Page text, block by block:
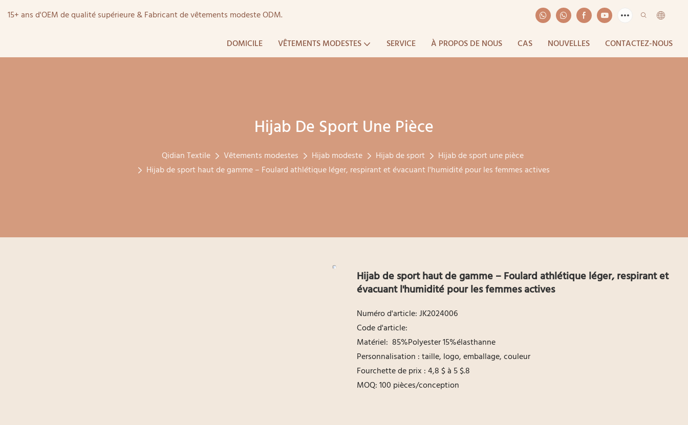
15+ ans d'OEM de qualité supérieure & Fabricant de vêtements modeste ODM.
DOMICILE VÊTEMENTS MODESTES SERVICE À PROPOS DE NOUS CAS NOUVELLES CONTACTEZ-NOUS
Hijab De Sport Une Pièce
Qidian Textile Vêtements modestes Hijab modeste Hijab de sport
Hijab de sport une pièce
Hijab de sport haut de gamme – Foulard athlétique léger, respirant et évacuant l'humidité pour les femmes actives
Hijab de sport haut de gamme – Foulard athlétique léger, respirant et
évacuant l'humidité pour les femmes actives
Numéro d'article: JK2024006
Code d'article:
Matériel: 85%Polyester 15%élasthanne
Personnalisation : taille, logo, emballage, couleur
Fourchette de prix : 4,8 $ à 5 $.8
MOQ: 100 pièces/conception